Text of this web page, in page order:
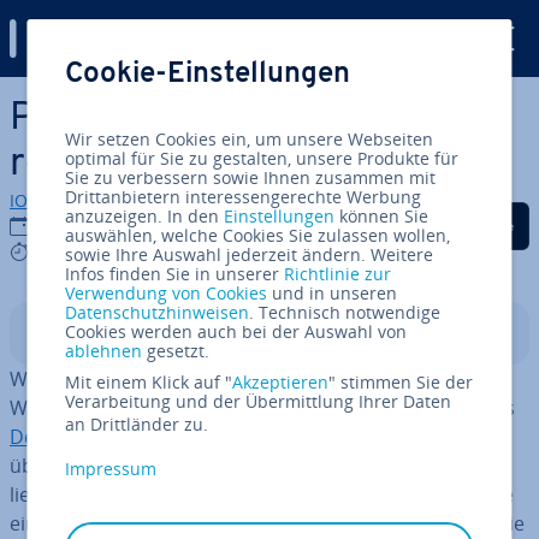
Zum Haupt­in­halt springen
Pro­fes­sio­nel­le Ge­schäfts­kor­
re­spon­denz leicht gemacht
IONOS Redaktion
07.02.2019
6 mins
Auf Facebook teilen
Auf Twitter teilen
Auf LinkedIn
In­halts­ver­zeich­nis
Wie genau sieht ein of­fi­zi­el­les Ge­schäfts­schrei­ben aus?
Was muss darin enthalten sein? Die Norm DIN 5008 des
Deutschen Institut für Normung e. V.
über Layout, Ge­stal­tung und viele Schreib­wei­sen. So
liefert sie wichtige Hinweise und gibt Richt­li­ni­en für eine
ein­heit­li­che Ge­schäfts­kor­re­spon­denz vor. Auch wenn die
Cookie-Einstellungen
Wir setzen Cookies ein, um unsere Webseiten
optimal für Sie zu gestalten, unsere Produkte für
Sie zu verbessern sowie Ihnen zusammen mit
Drittanbietern interessengerechte Werbung
anzuzeigen. In den Einstellungen können Sie
auswählen, welche Cookies Sie zulassen wollen,
sowie Ihre Auswahl jederzeit ändern. Weitere
Infos finden Sie in unserer Richtlinie zur
Verwendung von Cookies und in unseren
Datenschutzhinweisen. Technisch notwendige
Cookies werden auch bei der Auswahl von
ablehnen gesetzt.
Mit einem Klick auf "Akzeptieren" stimmen Sie der
Verarbeitung und der Übermittlung Ihrer Daten
an Drittländer zu.
Impressum